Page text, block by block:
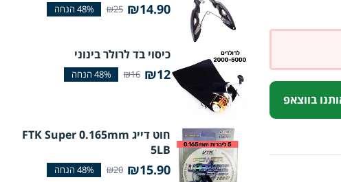
בווצאפ
₪14.90
₪25
כיסוי בד לרולר בינוני
₪12
₪16
חוט דייג FTK Super 0.165mm
5LB
₪15.90
₪20